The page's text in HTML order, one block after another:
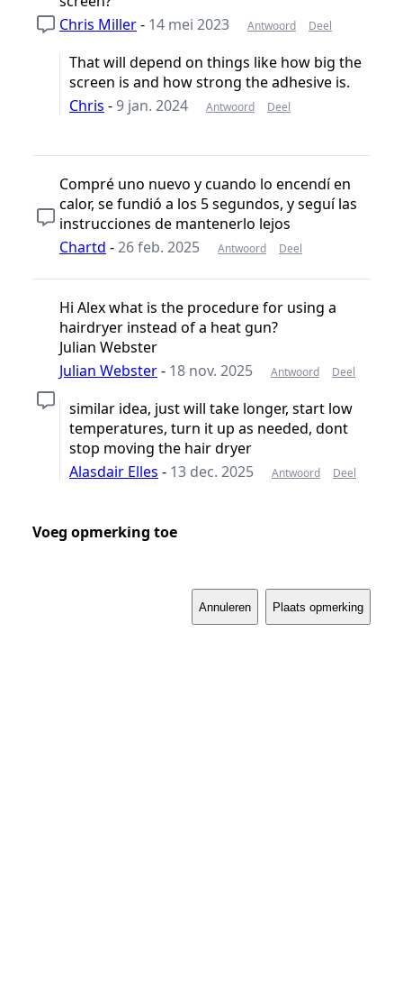
Chris Miller- 14 mei 2023 Antwoord Deel
That will depend on things like how big the
screen is and how strong the adhesive is.
Chris -9 jan. 2024 Antwoord Deel
Compré uno nuevo y cuando lo encendí en
calor, se fundió a los 5 segundos, y seguí las
instrucciones de mantenerlo lejos
Chartd -26 feb. 2025 Antwoord Deel
Hi Alex what is the procedure for using a
hairdryer instead of a heat gun?
Julian Webster
Julian Webster- 18 nov. 2025 Antwoord Deel
similar idea, just will take longer, start low
temperatures, turn it up as needed, dont
stop moving the hair dryer
Alasdair Elles - 13 dec. 2025 Antwoord Deel
Voeg opmerking toe
Annuleren Plaats opmerking